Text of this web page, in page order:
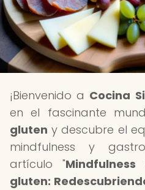
¡Bienvenido a Cocina
en el fascinante
gluten y descubre el
mindfulness y
artículo "
gluten: